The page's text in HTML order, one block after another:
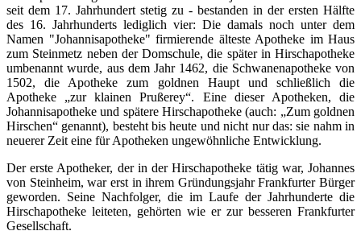
seit dem 17. Jahrhundert stetig zu - bestanden in der ersten Hälfte
des 16. Jahrhunderts lediglich vier: Die damals noch unter dem
Namen "Johannisapotheke" firmierende älteste Apotheke im Haus
zum Steinmetz neben der Domschule, die später in Hirschapotheke
umbenannt wurde, aus dem Jahr 1462, die Schwanenapotheke von
1502, die Apotheke zum goldnen Haupt und schließlich die
Apotheke „zur klainen Prußerey“. Eine dieser Apotheken, die
Johannisapotheke und spätere Hirschapotheke (auch: „Zum goldnen
Hirschen“ genannt), besteht bis heute und nicht nur das: sie nahm in
neuerer Zeit eine für Apotheken ungewöhnliche Entwicklung.
Der erste Apotheker, der in der Hirschapotheke tätig war, Johannes
von Steinheim, war erst in ihrem Gründungsjahr Frankfurter Bürger
geworden. Seine Nachfolger, die im Laufe der Jahrhunderte die
Hirschapotheke leiteten, gehörten wie er zur besseren Frankfurter
Gesellschaft.